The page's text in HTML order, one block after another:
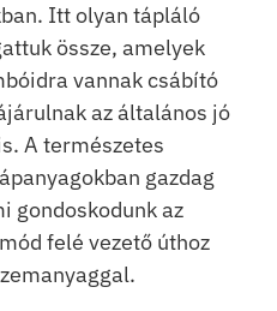
Itt olyan tápláló
össze, amelyek
vannak csábító
az általános jó
A természetes
gazdag
gondoskodunk az
felé vezető úthoz